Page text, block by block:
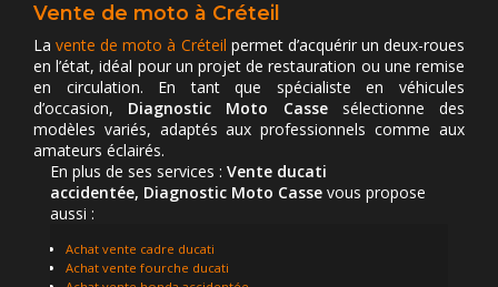
Vente de moto à Créteil
Lavente de moto à Créteil permet d’acquérir un deux-roues
en l’état, idéal pour un projet de restauration ou une remise
en circulation. En tant que spécialiste en véhicules
d’occasion, Diagnostic Moto Cassesélectionne des
modèles variés, adaptés aux professionnels comme aux
amateurs éclairés.
En plus de ses services : Vente ducati
accidentée, Diagnostic Moto Casse vous propose
aussi :
Achat vente cadre ducati
Achat vente fourche ducati